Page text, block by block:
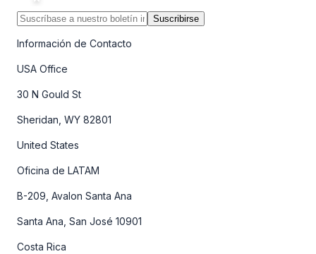
Suscribirse
Información de Contacto
USA Office
30 N Gould St
Sheridan, WY 82801
United States
Oficina de LATAM
B-209, Avalon Santa Ana
Santa Ana, San José 10901
Costa Rica